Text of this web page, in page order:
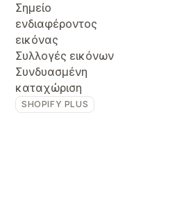
Σημείο
ενδιαφέροντος
εικόνας
Συλλογές εικόνων
Συνδυασμένη
καταχώριση
SHOPIFY PLUS